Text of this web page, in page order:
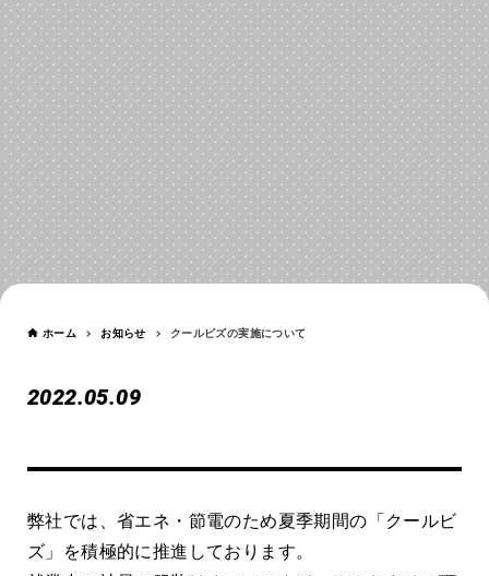
お知らせ
NEWS
ホーム お知らせ クールビズの実施について
2022.05.09
クールビズの実施について
弊社では、省エネ・節電のため夏季期間の「クールビ
ズ」を積極的に推進しております。